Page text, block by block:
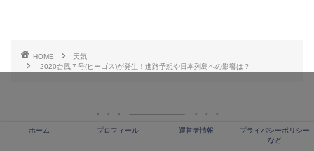
HOME
天気
2020台風７号(ヒーゴス)が発生！進路予想や日本列島への影響は？
ホーム プロフィール 運営者情報
プライバシーポリシー
など